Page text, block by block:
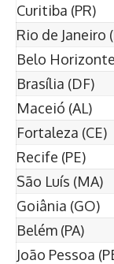
Curitiba (PR)
Rio de Janeiro
Belo
Brasília (DF)
Maceió (AL)
Fortaleza (CE)
Recife (PE)
São Luís (MA)
Goiânia (GO)
Belém (PA)
João Pessoa